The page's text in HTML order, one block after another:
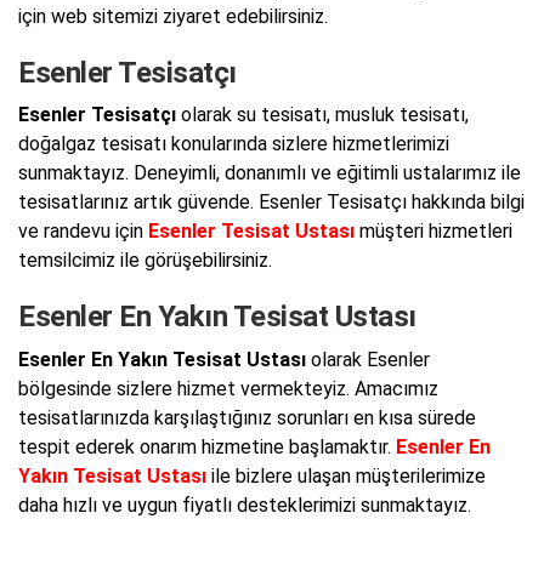
için web sitemizi ziyaret edebilirsiniz.
Esenler Tesisatçı
Esenler Tesisatçı olarak su tesisatı, musluk tesisatı,
doğalgaz tesisatı konularında sizlere hizmetlerimizi
sunmaktayız. Deneyimli, donanımlı ve eğitimli ustalarımız ile
tesisatlarınız artık güvende. Esenler Tesisatçı hakkında bilgi
ve randevu için Esenler Tesisat Ustası müşteri hizmetleri
temsilcimiz ile görüşebilirsiniz.
Esenler En Yakın Tesisat Ustası
Esenler En Yakın Tesisat Ustası olarak Esenler
bölgesinde sizlere hizmet vermekteyiz. Amacımız
tesisatlarınızda karşılaştığınız sorunları en kısa sürede
tespit ederek onarım hizmetine başlamaktır. Esenler En
Yakın Tesisat Ustası ile bizlere ulaşan müşterilerimize
daha hızlı ve uygun fiyatlı desteklerimizi sunmaktayız.